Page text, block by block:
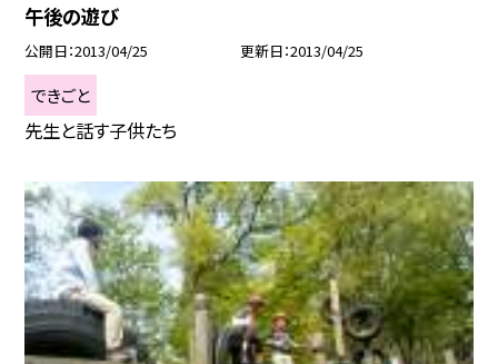
午後の遊び
公開日 2013/04/25 更新日 2013/04/25
できごと
先生と話す子供たち